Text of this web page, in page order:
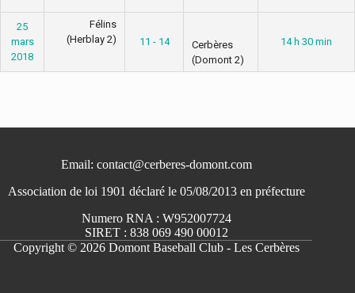
25
mars
2018
Félins
(Herblay 2)
11 - 14
Cerbères
(Domont 2)
14 h 30 min
Email: contact@cerberes-domont.com
Association de loi 1901 déclaré le 05/08/2013 en préfecture
Numero RNA : W952007724
SIRET : 838 069 490 00012
Copyright © 2026 Domont Baseball Club - Les Cerbères